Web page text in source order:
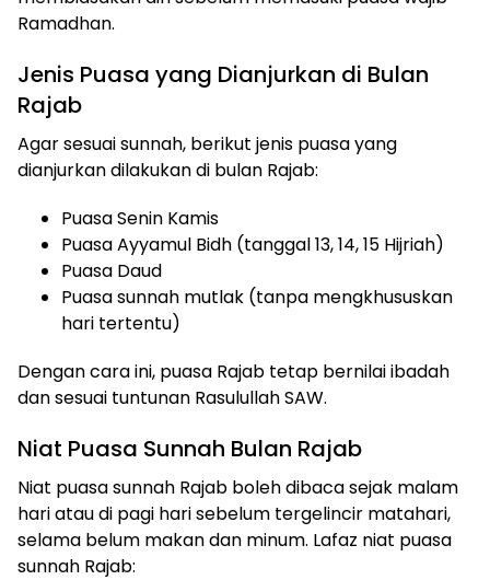
Ramadhan.
Jenis Puasa yang Dianjurkan di Bulan
Rajab
Agar sesuai sunnah, berikut jenis puasa yang
dianjurkan dilakukan di bulan Rajab:
Puasa Senin Kamis
Puasa Ayyamul Bidh (tanggal 13, 14, 15 Hijriah)
Puasa Daud
Puasa sunnah mutlak (tanpa mengkhususkan
hari tertentu)
Dengan cara ini, puasa Rajab tetap bernilai ibadah
dan sesuai tuntunan Rasulullah SAW.
Niat Puasa Sunnah Bulan Rajab
Niat puasa sunnah Rajab boleh dibaca sejak malam
hari atau di pagi hari sebelum tergelincir matahari,
selama belum makan dan minum. Lafaz niat puasa
sunnah Rajab: